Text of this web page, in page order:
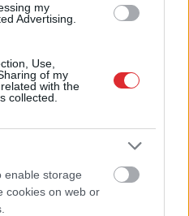
my
Advertising.
Use,
of my
with the
collected.
enable storage
cookies on web or
ko
tavs
ēdiens?
Ziņot